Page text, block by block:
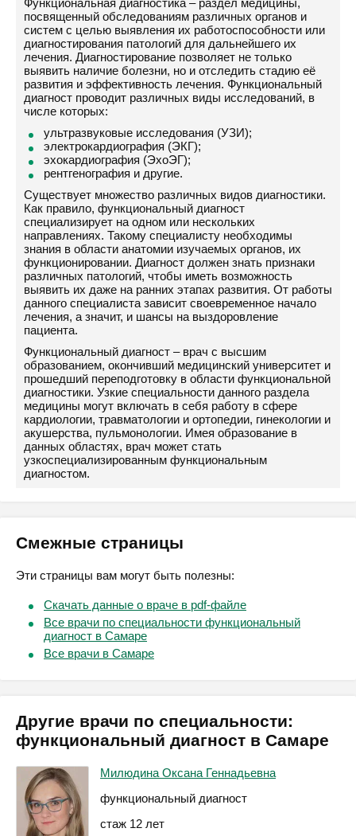
Функциональная диагностика – раздел медицины,
посвященный обследованиям различных органов и
систем с целью выявления их работоспособности или
диагностирования патологий для дальнейшего их
лечения. Диагностирование позволяет не только
выявить наличие болезни, но и отследить стадию её
развития и эффективность лечения. Функциональный
диагност проводит различных виды исследований, в
числе которых:
ультразвуковые исследования (УЗИ);
электрокардиография (ЭКГ);
эхокардиография (ЭхоЭГ);
рентгенография и другие.
Существует множество различных видов диагностики.
Как правило, функциональный диагност
специализирует на одном или нескольких
направлениях. Такому специалисту необходимы
знания в области анатомии изучаемых органов, их
функционировании. Диагност должен знать признаки
различных патологий, чтобы иметь возможность
выявить их даже на ранних этапах развития. От работы
данного специалиста зависит своевременное начало
лечения, а значит, и шансы на выздоровление
пациента.
Функциональный диагност – врач с высшим
образованием, окончивший медицинский университет и
прошедший переподготовку в области функциональной
диагностики. Узкие специальности данного раздела
медицины могут включать в себя работу в сфере
кардиологии, травматологии и ортопедии, гинекологии и
акушерства, пульмонологии. Имея образование в
данных областях, врач может стать
узкоспециализированным функциональным
диагностом.
Смежные страницы
Эти страницы вам могут быть полезны:
Скачать данные о враче в pdf-файле
Все врачи по специальности функциональный
диагност в Самаре
Все врачи в Самаре
Другие врачи по специальности:
функциональный диагност в Самаре
Милюдина Оксана Геннадьевна
функциональный диагност
стаж 12 лет